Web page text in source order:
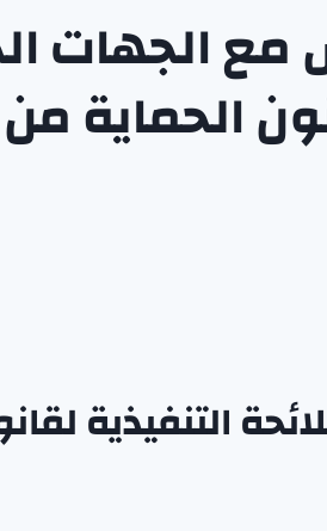
مع الجهات
الحماية
التنفيذية